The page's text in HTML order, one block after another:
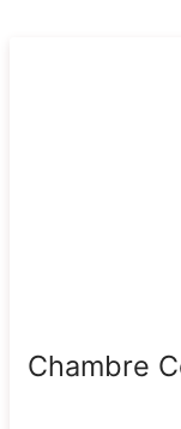
Chambre